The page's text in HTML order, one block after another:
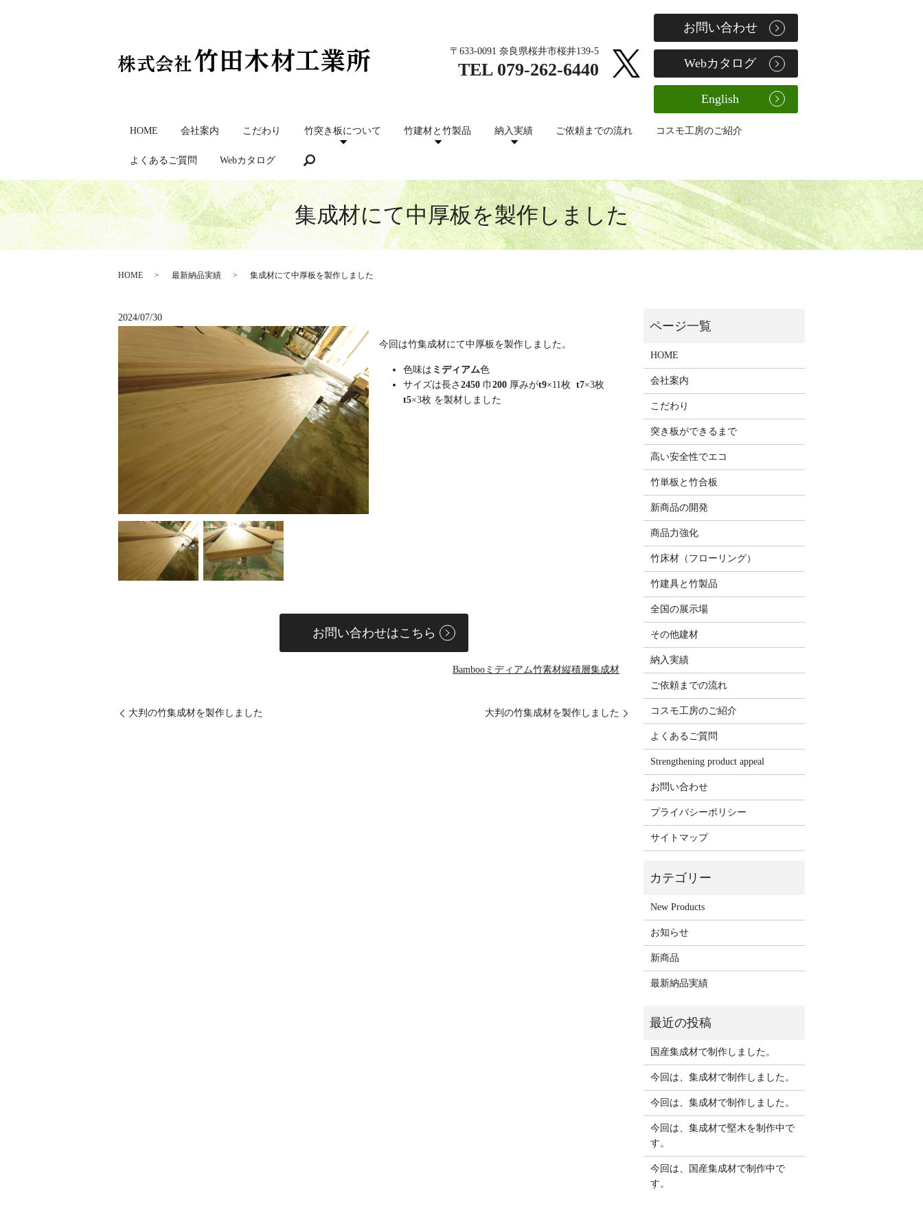
HOME 会社案内 こだわり 竹突き板について 竹建材と竹製品 納入実績 ご依頼までの流れ コスモ工房のご紹介
よくあるご質問 Webカタログ
〒633-0091 奈良県桜井市桜井139-5
TEL 079-262-6440
お問い合わせ
Webカタログ
English
集成材にて中厚板を製作しました
HOME 最新納品実績 集成材にて中厚板を製作しました
2024/07/30
今回は竹集成材にて中厚板を製作しました。
色味は ミディアム色
サイズは長さ 2450巾 200厚みがt9×11枚 t7×3枚
t5×3枚 を製材しました
お問い合わせはこちら
Bamboo ミディアム竹素材縦積層集成材
大判の竹集成材を製作しました 大判の竹集成材を製作しました
HOME
会社案内
こだわり
突き板ができるまで
高い安全性でエコ
竹単板と竹合板
新商品の開発
商品力強化
竹床材（フローリング）
竹建具と竹製品
全国の展示場
その他建材
納入実績
ご依頼までの流れ
コスモ工房のご紹介
よくあるご質問
Strengthening product appeal
お問い合わせ
プライバシーポリシー
サイトマップ
New Products
お知らせ
新商品
最新納品実績
国産集成材で制作しました。
今回は、集成材で制作しました。
今回は、集成材で制作しました。
今回は、集成材で堅木を制作中で
す。
今回は、国産集成材で制作中で
す。